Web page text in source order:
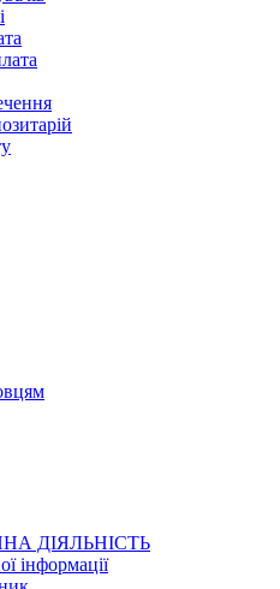
ДІЯЛЬНІСТЬ
інформації